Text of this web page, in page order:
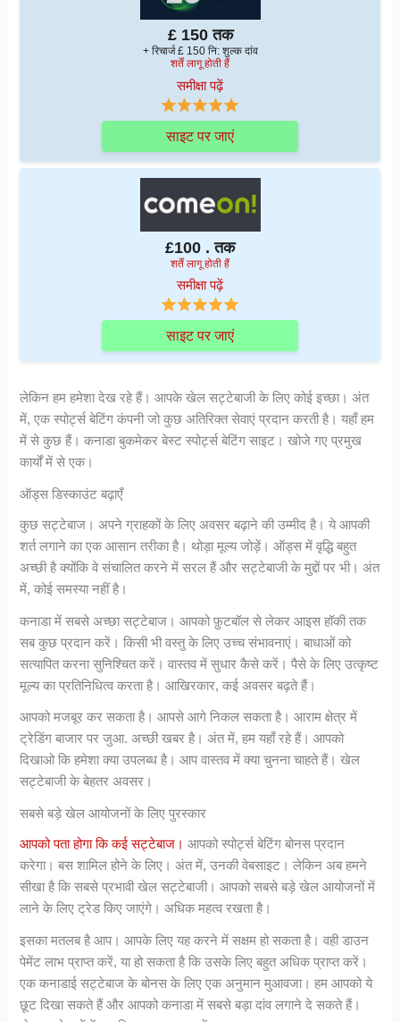
£ 150 तक
+ रिचार्ज £ 150 नि: शुल्क दांव
शर्तें लागू होती हैं
समीक्षा पढ़ें
साइट पर जाएं
£100 . तक
शर्तें लागू होती हैं
समीक्षा पढ़ें
साइट पर जाएं
लेकिन हम हमेशा देख रहे हैं। आपके खेल सट्टेबाजी के लिए कोई इच्छा। अंत
में, एक स्पोर्ट्स बेटिंग कंपनी जो कुछ अतिरिक्त सेवाएं प्रदान करती है। यहाँ हम
में से कुछ हैं। कनाडा बुकमेकर बेस्ट स्पोर्ट्स बेटिंग साइट। खोजे गए प्रमुख
कार्यों में से एक।
ऑड्स डिस्काउंट बढ़ाएँ
कुछ सट्टेबाज। अपने ग्राहकों के लिए अवसर बढ़ाने की उम्मीद है। ये आपकी
शर्त लगाने का एक आसान तरीका है। थोड़ा मूल्य जोड़ें। ऑड्स में वृद्धि बहुत
अच्छी है क्योंकि वे संचालित करने में सरल हैं और सट्टेबाजी के मुद्दों पर भी। अंत
में, कोई समस्या नहीं है।
कनाडा में सबसे अच्छा सट्टेबाज। आपको फ़ुटबॉल से लेकर आइस हॉकी तक
सब कुछ प्रदान करें। किसी भी वस्तु के लिए उच्च संभावनाएं। बाधाओं को
सत्यापित करना सुनिश्चित करें। वास्तव में सुधार कैसे करें। पैसे के लिए उत्कृष्ट
मूल्य का प्रतिनिधित्व करता है। आखिरकार, कई अवसर बढ़ते हैं।
आपको मजबूर कर सकता है। आपसे आगे निकल सकता है। आराम क्षेत्र में
ट्रेडिंग बाजार पर जुआ. अच्छी खबर है। अंत में, हम यहाँ रहे हैं। आपको
दिखाओ कि हमेशा क्या उपलब्ध है। आप वास्तव में क्या चुनना चाहते हैं। खेल
सट्टेबाजी के बेहतर अवसर।
सबसे बड़े खेल आयोजनों के लिए पुरस्कार
आपको पता होगा कि कई सट्टेबाज। आपको स्पोर्ट्स बेटिंग बोनस प्रदान
करेगा। बस शामिल होने के लिए। अंत में, उनकी वेबसाइट। लेकिन अब हमने
सीखा है कि सबसे प्रभावी खेल सट्टेबाजी। आपको सबसे बड़े खेल आयोजनों में
लाने के लिए ट्रेड किए जाएंगे। अधिक महत्व रखता है।
इसका मतलब है आप। आपके लिए यह करने में सक्षम हो सकता है। वही डाउन
पेमेंट लाभ प्राप्त करें, या हो सकता है कि उसके लिए बहुत अधिक प्राप्त करें।
एक कनाडाई सट्टेबाज के बोनस के लिए एक अनुमान मुआवजा। हम आपको ये
छूट दिखा सकते हैं और आपको कनाडा में सबसे बड़ा दांव लगाने दे सकते हैं।